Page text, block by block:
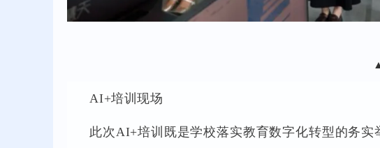
AI+培训现场
此次AI+培训既是学校落实教育数字化转型的务